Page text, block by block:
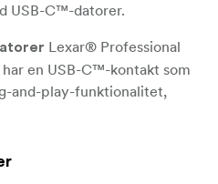
USB-C™-datorer.
Lexar® Professional
en USB-C™-kontakt som
and-play-funktionalitet,
Reader är utformad med